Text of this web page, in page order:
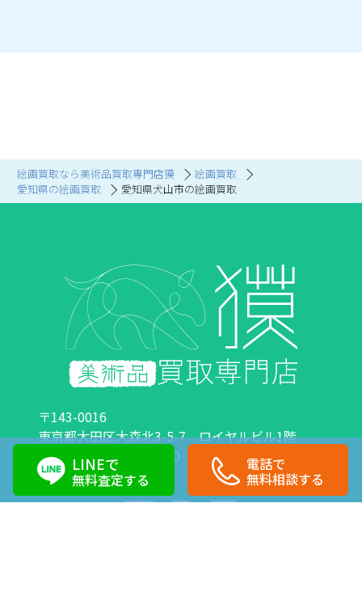
LINEで
無料査定する
電話で
無料相談する
絵画買取なら美術品買取専門店獏
絵画買取
愛知県の絵画買取
愛知県犬山市の絵画買取
〒143-0016
東京都大田区大森北3-5-7 ロイヤルビル1階
営業時間：10:00～18:00 定休日：日曜日・祝日
0120-89-0007 03-6423-1033